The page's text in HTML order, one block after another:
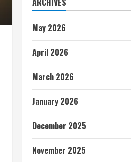
ARCHIVES
May 2026
April 2026
March 2026
January 2026
December 2025
November 2025